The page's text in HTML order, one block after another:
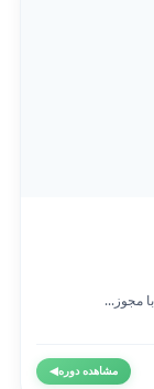
مشاهده دوره◀